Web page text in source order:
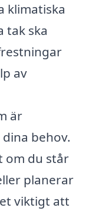
klimatiska
tak ska
av
är
behov.
om du står
planerar
viktigt att